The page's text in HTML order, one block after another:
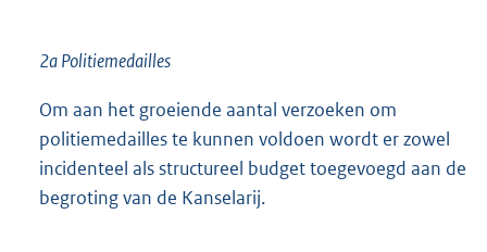
2a Politiemedailles
Om aan het groeiende aantal verzoeken om
politiemedailles te kunnen voldoen wordt er zowel
incidenteel als structureel budget toegevoegd aan de
begroting van de Kanselarij.